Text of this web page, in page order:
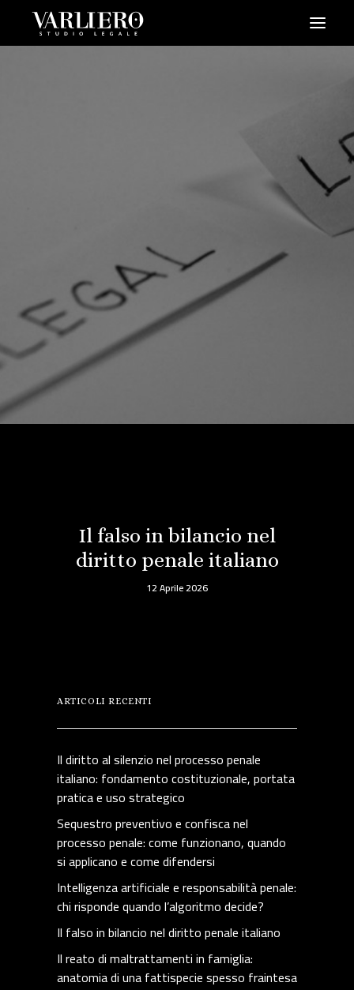
PRENDI UN APPUNTAMENTO
Il falso in bilancio nel
diritto penale italiano
12 Aprile 2026
ARTICOLI RECENTI
Il diritto al silenzio nel processo penale
italiano: fondamento costituzionale, portata
pratica e uso strategico
Sequestro preventivo e confisca nel
processo penale: come funzionano, quando
si applicano e come difendersi
Intelligenza artificiale e responsabilità penale:
chi risponde quando l’algoritmo decide?
Il falso in bilancio nel diritto penale italiano
Il reato di maltrattamenti in famiglia:
anatomia di una fattispecie spesso fraintesa